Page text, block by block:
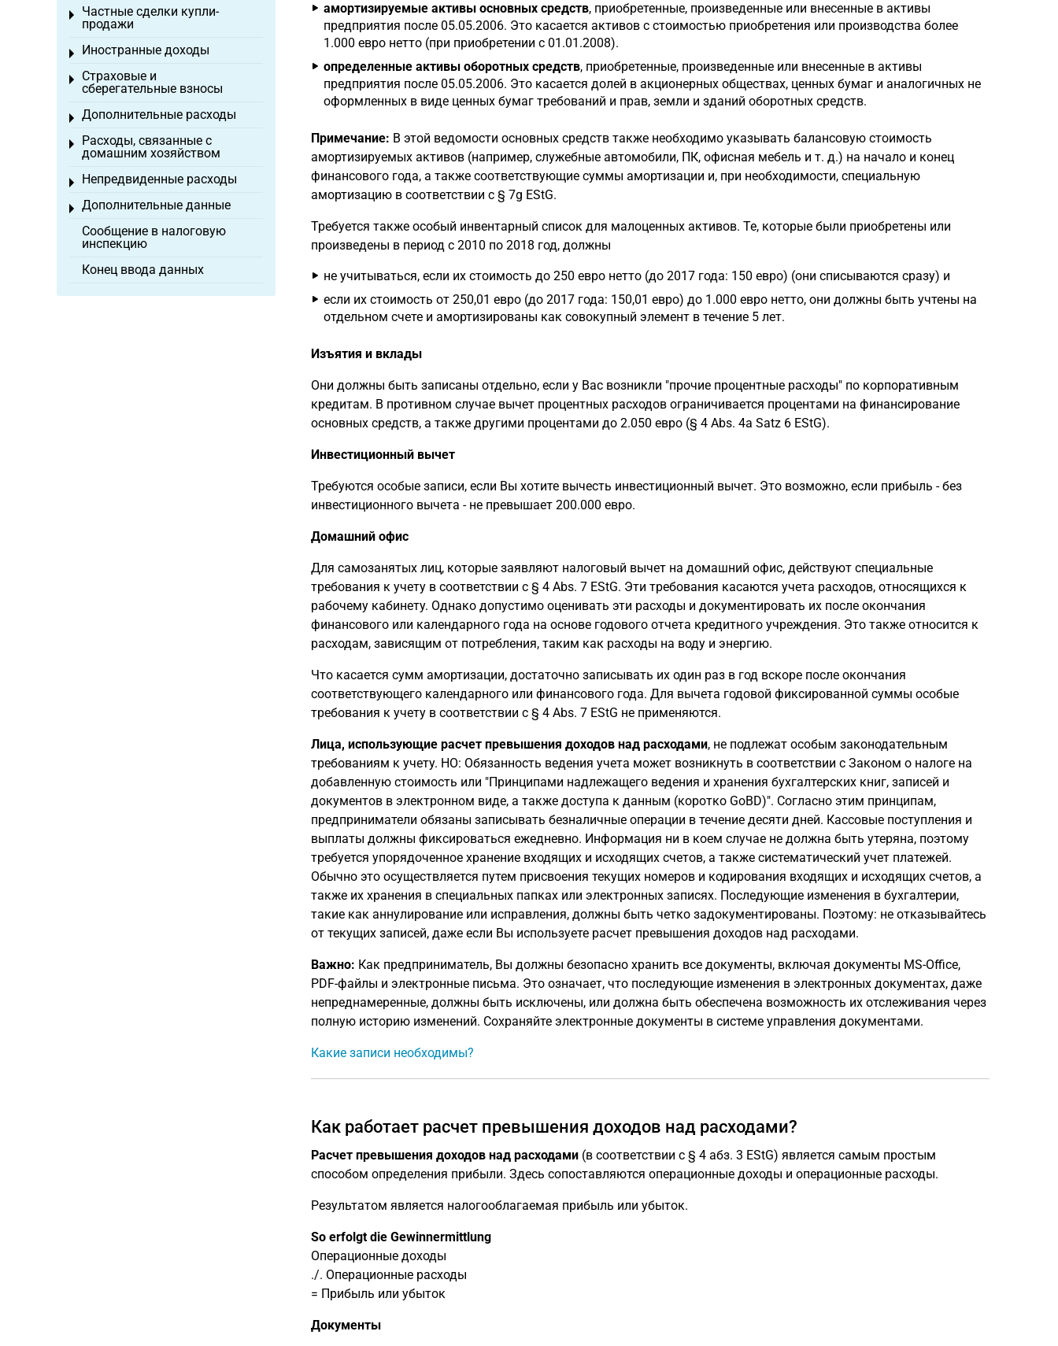
амортизируемые активы основных средств, приобретенные, произведенные или внесенные в активы
предприятия после 05.05.2006. Это касается активов с стоимостью приобретения или производства более
1.000 евро нетто (при приобретении с 01.01.2008).
определенные активы оборотных средств, приобретенные, произведенные или внесенные в активы
предприятия после 05.05.2006. Это касается долей в акционерных обществах, ценных бумаг и аналогичных не
оформленных в виде ценных бумаг требований и прав, земли и зданий оборотных средств.
Примечание: В этой ведомости основных средств также необходимо указывать балансовую стоимость
амортизируемых активов (например, служебные автомобили, ПК, офисная мебель и т. д.) на начало и конец
финансового года, а также соответствующие суммы амортизации и, при необходимости, специальную
амортизацию в соответствии с § 7g EStG.
Требуется также особый инвентарный список для малоценных активов. Те, которые были приобретены или
произведены в период с 2010 по 2018 год, должны
не учитываться, если их стоимость до 250 евро нетто (до 2017 года: 150 евро) (они списываются сразу) и
если их стоимость от 250,01 евро (до 2017 года: 150,01 евро) до 1.000 евро нетто, они должны быть учтены на
отдельном счете и амортизированы как совокупный элемент в течение 5 лет.
Изъятия и вклады
Они должны быть записаны отдельно, если у Вас возникли "прочие процентные расходы" по корпоративным
кредитам. В противном случае вычет процентных расходов ограничивается процентами на финансирование
основных средств, а также другими процентами до 2.050 евро (§ 4 Abs. 4a Satz 6 EStG).
Инвестиционный вычет
Требуются особые записи, если Вы хотите вычесть инвестиционный вычет. Это возможно, если прибыль - без
инвестиционного вычета - не превышает 200.000 евро.
Домашний офис
Для самозанятых лиц, которые заявляют налоговый вычет на домашний офис, действуют специальные
требования к учету в соответствии с § 4 Abs. 7 EStG. Эти требования касаются учета расходов, относящихся к
рабочему кабинету. Однако допустимо оценивать эти расходы и документировать их после окончания
финансового или календарного года на основе годового отчета кредитного учреждения. Это также относится к
расходам, зависящим от потребления, таким как расходы на воду и энергию.
Что касается сумм амортизации, достаточно записывать их один раз в год вскоре после окончания
соответствующего календарного или финансового года. Для вычета годовой фиксированной суммы особые
требования к учету в соответствии с § 4 Abs. 7 EStG не применяются.
Лица, использующие расчет превышения доходов над расходами, не подлежат особым законодательным
требованиям к учету. НО: Обязанность ведения учета может возникнуть в соответствии с Законом о налоге на
добавленную стоимость или "Принципами надлежащего ведения и хранения бухгалтерских книг, записей и
документов в электронном виде, а также доступа к данным (коротко GoBD)". Согласно этим принципам,
предприниматели обязаны записывать безналичные операции в течение десяти дней. Кассовые поступления и
выплаты должны фиксироваться ежедневно. Информация ни в коем случае не должна быть утеряна, поэтому
требуется упорядоченное хранение входящих и исходящих счетов, а также систематический учет платежей.
Обычно это осуществляется путем присвоения текущих номеров и кодирования входящих и исходящих счетов, а
также их хранения в специальных папках или электронных записях. Последующие изменения в бухгалтерии,
такие как аннулирование или исправления, должны быть четко задокументированы. Поэтому: не отказывайтесь
от текущих записей, даже если Вы используете расчет превышения доходов над расходами.
Важно: Как предприниматель, Вы должны безопасно хранить все документы, включая документы MS-Office,
PDF-файлы и электронные письма. Это означает, что последующие изменения в электронных документах, даже
непреднамеренные, должны быть исключены, или должна быть обеспечена возможность их отслеживания через
полную историю изменений. Сохраняйте электронные документы в системе управления документами.
Какие записи необходимы?
Как работает расчет превышения доходов над расходами?
Расчет превышения доходов над расходами(в соответствии с § 4 абз. 3 EStG) является самым простым
способом определения прибыли. Здесь сопоставляются операционные доходы и операционные расходы.
Результатом является налогооблагаемая прибыль или убыток.
So erfolgt die Gewinnermittlung
Операционные доходы
./. Операционные расходы
= Прибыль или убыток
Документы
Частные сделки купли-
продажи
Toggle menu
Иностранные доходы
Toggle menu
Страховые и
сберегательные взносы
Toggle menu
Дополнительные расходы
Toggle menu
Расходы, связанные с
домашним хозяйством
Toggle menu
Непредвиденные расходы
Toggle menu
Дополнительные данные
Toggle menu
Сообщение в налоговую
инспекцию
Конец ввода данных